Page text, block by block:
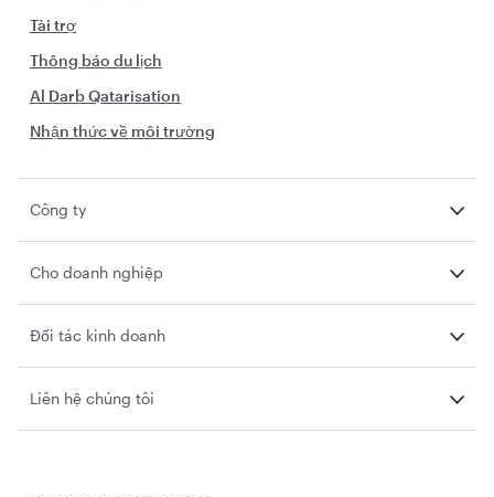
Tài trợ
Thông báo du lịch
Al Darb Qatarisation
Nhận thức về môi trường
Công ty
Cho doanh nghiệp
Đối tác kinh doanh
Liên hệ chúng tôi